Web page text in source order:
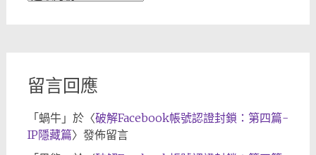
留言回應
「蝸牛」於〈破解Facebook帳號認證封鎖：第四篇-
IP隱藏篇〉發佈留言